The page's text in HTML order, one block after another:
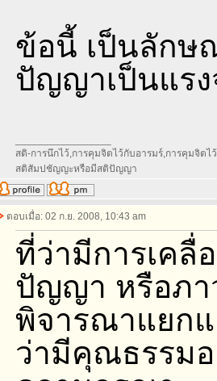
ข้อนี้ เป็นลักษ
ปัญญาเป็นแรง
สติ-การนึกไว้,การคุมจิตไว้กับอารมร์,การคุมจิต
สติสัมปชัญญะหรือมีสติปัญญา
ตอบเมื่อ: 02 ก.ย. 2008, 10:43 am
ที่ว่ามีการเคลื่
ปัญญา หรือภา
พิจารณาแยกแ
ว่ามีคุณธรรมอ